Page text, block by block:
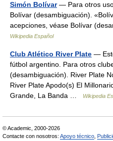
Simón Bolívar— Para otros
Bolívar (desambiguación).
acepciones, véase Bolívar
Wikipedia Español
Club Atlético River Plate —
fútbol argentino. Para otros
(desambiguación). River Plate
River Plate Apodo(s) El
Grande, La Banda …
Wikipedia
© Academic, 2000-2026
Contacte con nosotros: Apoyo técnico